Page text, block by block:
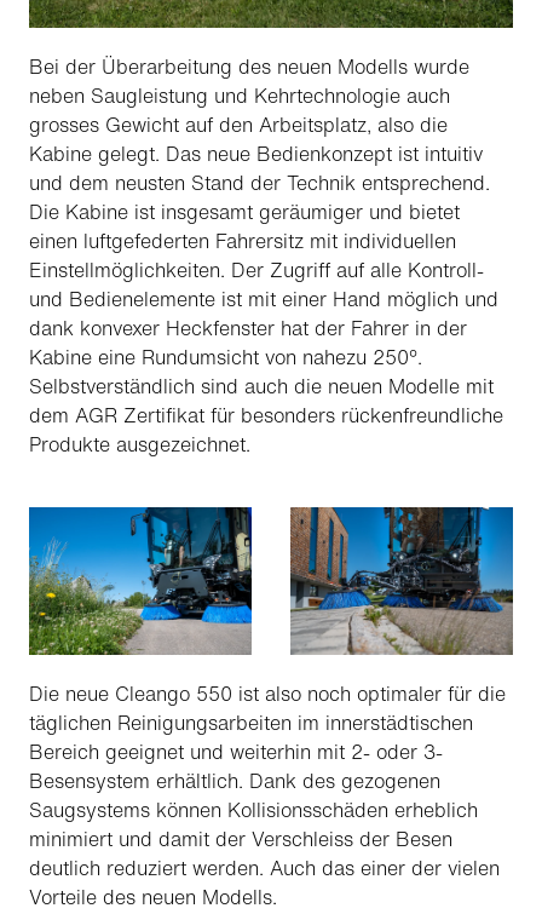
Bei der Überarbeitung des neuen Modells wurde
neben Saugleistung und Kehrtechnologie auch
grosses Gewicht auf den Arbeitsplatz, also die
Kabine gelegt. Das neue Bedienkonzept ist intuitiv
und dem neusten Stand der Technik entsprechend.
Die Kabine ist insgesamt geräumiger und bietet
einen luftgefederten Fahrersitz mit individuellen
Einstellmöglichkeiten. Der Zugriff auf alle Kontroll-
und Bedienelemente ist mit einer Hand möglich und
dank konvexer Heckfenster hat der Fahrer in der
Kabine eine Rundumsicht von nahezu 250°.
Selbstverständlich sind auch die neuen Modelle mit
dem AGR Zertifikat für besonders rückenfreundliche
Produkte ausgezeichnet.
Die neue Cleango 550 ist also noch optimaler für die
täglichen Reinigungsarbeiten im innerstädtischen
Bereich geeignet und weiterhin mit 2- oder 3-
Besensystem erhältlich. Dank des gezogenen
Saugsystems können Kollisionsschäden erheblich
minimiert und damit der Verschleiss der Besen
deutlich reduziert werden. Auch das einer der vielen
Vorteile des neuen Modells.